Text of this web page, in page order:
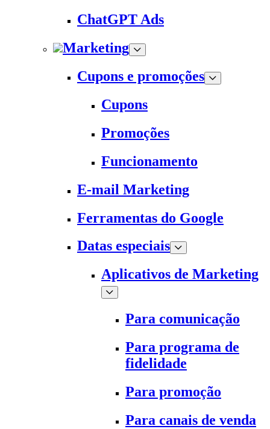
ChatGPT Ads
Marketing
Cupons e promoções
Cupons
Promoções
Funcionamento
E-mail Marketing
Ferramentas do Google
Datas especiais
Aplicativos de Marketing
Para comunicação
Para programa de
fidelidade
Para promoção
Para canais de venda